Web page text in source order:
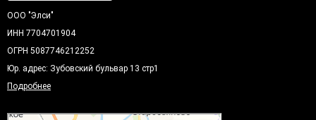
ООО "Элси"
ИНН 7704701904
ОГРН 5087746212252
Юр. адрес: Зубовский бульвар 13 стр1
Подробнее